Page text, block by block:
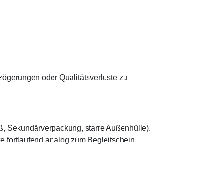
oder Qualitätsverluste zu
Sekundärverpackung, starre Außenhülle).
fortlaufend analog zum Begleitschein